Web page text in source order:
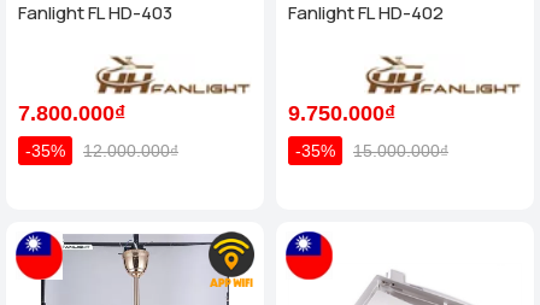
Fanlight FL HD-403
7.800.000₫
-35% 12.000.000₫
Fanlight FL HD-402
9.750.000₫
-35% 15.000.000₫